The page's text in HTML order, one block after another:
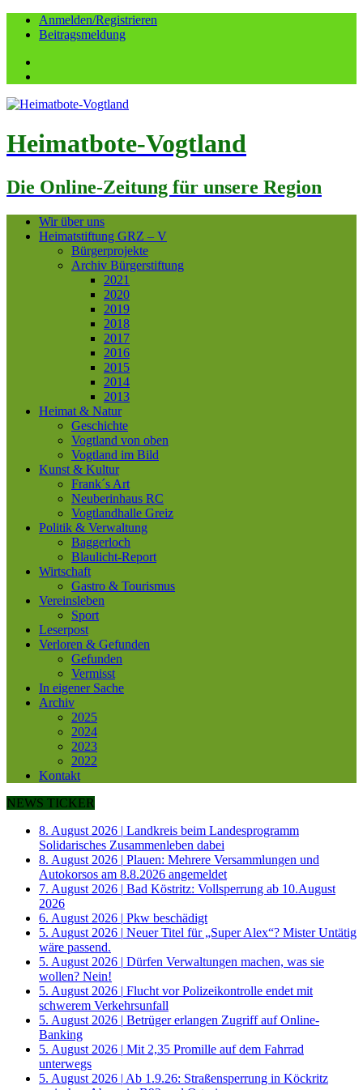
Anmelden/Registrieren
Beitragsmeldung
Heimatbote-Vogtland
Die Online-Zeitung für unsere Region
Wir über uns
Heimatstiftung GRZ – V
Bürgerprojekte
Archiv Bürgerstiftung
2021
2020
2019
2018
2017
2016
2015
2014
2013
Heimat & Natur
Geschichte
Vogtland von oben
Vogtland im Bild
Kunst & Kultur
Frank´s Art
Neuberinhaus RC
Vogtlandhalle Greiz
Politik & Verwaltung
Baggerloch
Blaulicht-Report
Wirtschaft
Gastro & Tourismus
Vereinsleben
Sport
Leserpost
Verloren & Gefunden
Gefunden
Vermisst
In eigener Sache
Archiv
2025
2024
2023
2022
Kontakt
NEWS TICKER
8. August 2026 | Landkreis beim Landesprogramm
Solidarisches Zusammenleben dabei
8. August 2026 | Plauen: Mehrere Versammlungen und
Autokorsos am 8.8.2026 angemeldet
7. August 2026 | Bad Köstritz: Vollsperrung ab 10.August
2026
6. August 2026 | Pkw beschädigt
5. August 2026 | Neuer Titel für „Super Alex“? Mister Untätig
wäre passend.
5. August 2026 | Dürfen Verwaltungen machen, was sie
wollen? Nein!
5. August 2026 | Flucht vor Polizeikontrolle endet mit
schwerem Verkehrsunfall
5. August 2026 | Betrüger erlangen Zugriff auf Online-
Banking
5. August 2026 | Mit 2,35 Promille auf dem Fahrrad
unterwegs
5. August 2026 | Ab 1.9.26: Straßensperrung in Köckritz